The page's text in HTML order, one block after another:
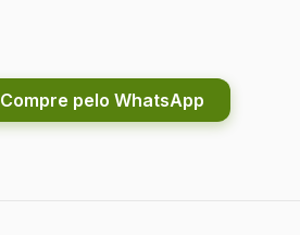
Compre pelo WhatsApp